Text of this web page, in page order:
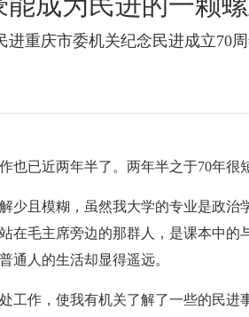
重庆市委机关纪念民进成立70
也已近两年半了。两年半之于70年很
少且模糊，虽然我大学的专业是政
在毛主席旁边的那群人，是课本中
通人的生活却显得遥远。
作，使我有机关了解了一些的民进